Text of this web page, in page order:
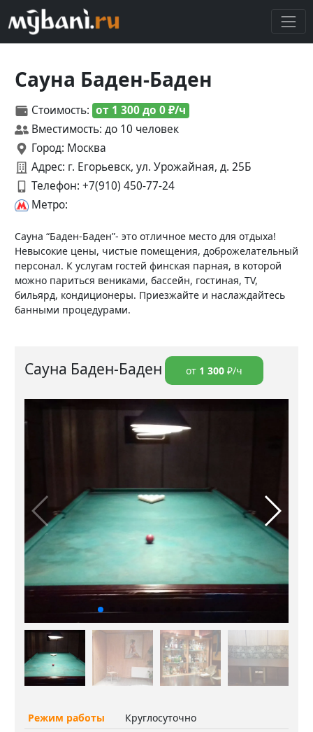
Сауна Баден-Баден
Стоимость: от 1 300 до 0 ₽/ч
Вместимость: до 10 человек
Город: Москва
Адрес: г. Егорьевск, ул. Урожайная, д. 25Б
Телефон: +7(910) 450‑77-24
Метро:
Сауна “Баден-Баден”- это отличное место для отдыха!
Невысокие цены, чистые помещения, доброжелательный
персонал. К услугам гостей финская парная, в которой
можно париться вениками, бассейн, гостиная, TV,
бильярд, кондиционеры. Приезжайте и наслаждайтесь
банными процедурами.
Сауна Баден-Баден от 1 300 ₽/ч
Режим работы
Круглосуточно